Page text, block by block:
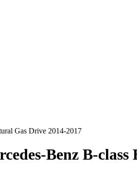
Gas Drive 2014-2017
Benz B-